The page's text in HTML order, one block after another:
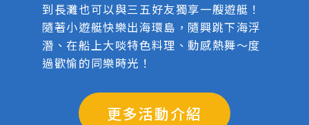
到長灘也可以與三五好友獨享一艘遊艇！
隨著小遊艇快樂出海環島，隨興跳下海浮
潛、在船上大啖特色料理、動感熱舞～度
過歡愉的同樂時光！
更多活動介紹